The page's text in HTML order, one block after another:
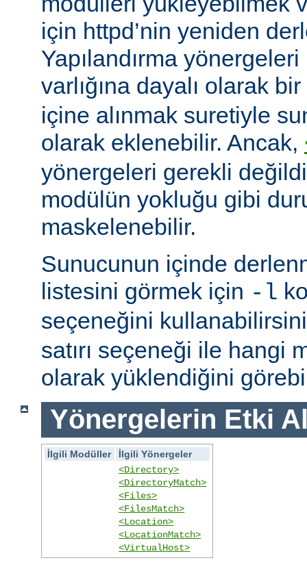
için httpd’nin yeniden
Yapılandırma
varlığına dayalı olarak bir
içine alınmak suretiyle
olarak eklenebilir. Ancak,
yönergeleri gerekli
modülün yokluğu gibi
maskelenebilir.
Sunucunun içinde
listesini görmek için -l
seçeneğini
satırı seçeneği ile hangi
olarak yüklendiğini
Yönergelerin Etki
İlgili Modüller
İlgili Yönergeler
<Directory>
<DirectoryMatch>
<Files>
<FilesMatch>
<Location>
<LocationMatch>
<VirtualHost>